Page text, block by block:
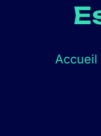
Accueil